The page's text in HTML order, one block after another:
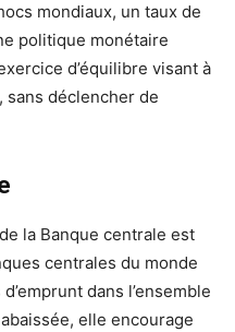
mondiaux, un taux de
politique monétaire
d’équilibre visant à
sans déclencher de
la Banque centrale est
centrales du monde
dans l’ensemble
elle encourage